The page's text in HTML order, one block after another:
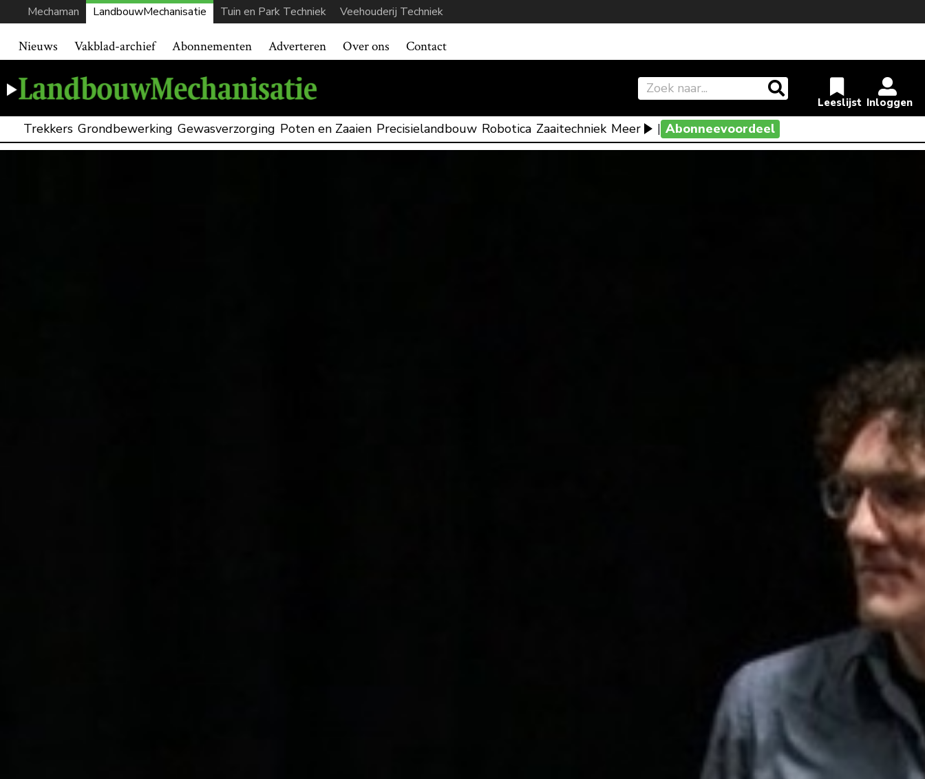
Mechaman LandbouwMechanisatie Tuin en Park Techniek Veehouderij Techniek
Nieuws Vakblad-archief Abonnementen Adverteren Over ons Contact
Trekkers Grondbewerking Gewasverzorging Poten en Zaaien Precisielandbouw Robotica Zaaitechniek Meer | Abonneevoordeel